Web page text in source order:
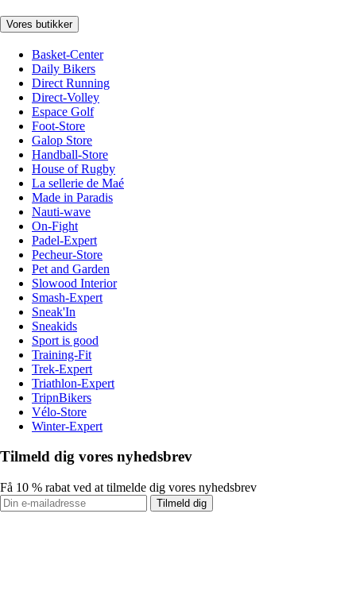
Vores butikker
Basket-Center
Daily Bikers
Direct Running
Direct-Volley
Espace Golf
Foot-Store
Galop Store
Handball-Store
House of Rugby
La sellerie de Maé
Made in Paradis
Nauti-wave
On-Fight
Padel-Expert
Pecheur-Store
Pet and Garden
Slowood Interior
Smash-Expert
Sneak'In
Sneakids
Sport is good
Training-Fit
Trek-Expert
Triathlon-Expert
TripnBikers
Vélo-Store
Winter-Expert
Tilmeld dig vores nyhedsbrev
Få 10 % rabat ved at tilmelde dig vores nyhedsbrev
Tilmeld dig